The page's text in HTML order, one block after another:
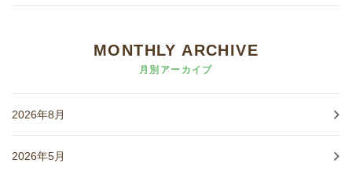
MONTHLY ARCHIVE
月別アーカイブ
2026年8月
2026年5月